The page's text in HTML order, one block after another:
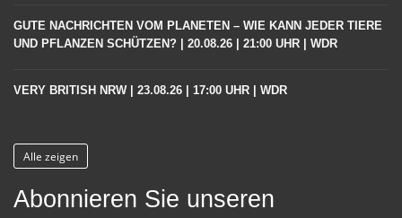
GUTE NACHRICHTEN VOM PLANETEN – WIE KANN JEDER TIERE
UND PFLANZEN SCHÜTZEN? | 20.08.26 | 21:00 UHR | WDR
VERY BRITISH NRW | 23.08.26 | 17:00 UHR | WDR
Alle zeigen
Abonnieren Sie unseren